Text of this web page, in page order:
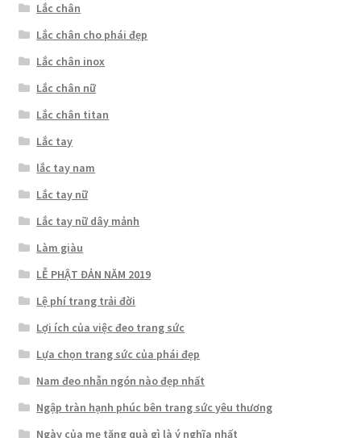
Lắc chân
Lắc chân cho phái đẹp
Lắc chân inox
Lắc chân nữ
Lắc chân titan
Lắc tay
lắc tay nam
Lắc tay nữ
Lắc tay nữ dây mảnh
Làm giàu
LỄ PHẬT ĐẢN NĂM 2019
Lệ phí trang trải đời
Lợi ích của việc đeo trang sức
Lựa chọn trang sức của phái đẹp
Nam đeo nhẫn ngón nào đẹp nhất
Ngập tràn hạnh phúc bên trang sức yêu thương
Ngày của mẹ tặng quà gì là ý nghĩa nhất